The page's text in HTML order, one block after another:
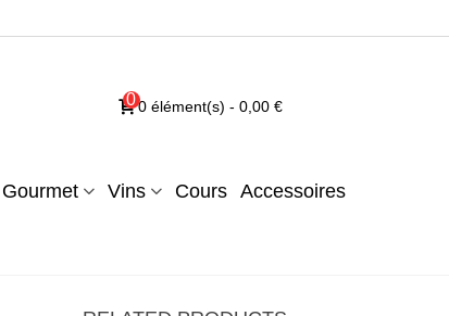
00 élément(s) - 0,00 €
Gourmet Vins Cours Accessoires